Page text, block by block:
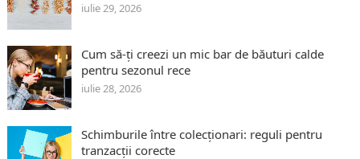
iulie 29, 2026
Cum să-ți creezi un mic bar de băuturi calde
pentru sezonul rece
iulie 28, 2026
Schimburile între colecționari: reguli pentru
tranzacții corecte